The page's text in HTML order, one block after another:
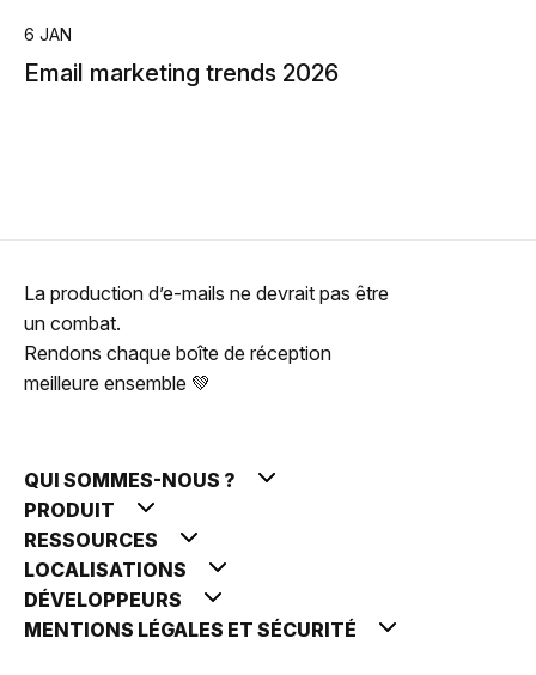
6 JAN
Email marketing trends 2026
La production d’e-mails ne devrait pas être
un combat.
Rendons chaque boîte de réception
meilleure ensemble 💚
QUI SOMMES-NOUS ?
PRODUIT
RESSOURCES
LOCALISATIONS
DÉVELOPPEURS
MENTIONS LÉGALES ET SÉCURITÉ